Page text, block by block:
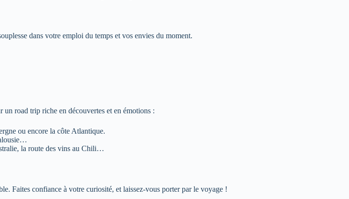
dans votre emploi du temps et vos envies du moment.
road trip riche en découvertes et en émotions :
ou encore la côte Atlantique.
la route des vins au Chili…
Faites confiance à votre curiosité, et laissez-vous porter par le voyage !